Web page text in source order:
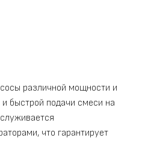
различной мощности и
быстрой подачи смеси на
что гарантирует